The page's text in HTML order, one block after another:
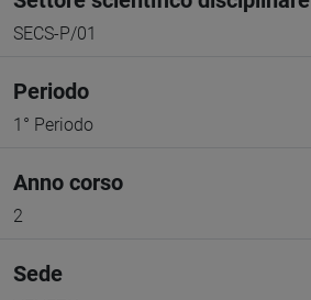
SECS-P/01
Periodo
1° Periodo
Anno corso
2
Sede